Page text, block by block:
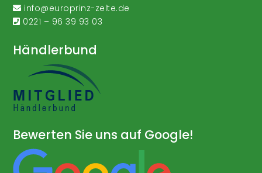
info@europrinz-zelte.de
0221 – 96 39 93 03
Händlerbund
Bewerten Sie uns auf Google!